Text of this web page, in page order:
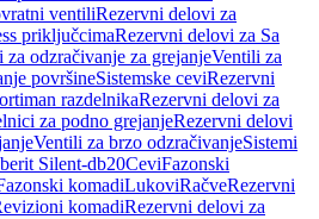
ventiliRezervni delovi za
priključcimaRezervni delovi za Sa
za odzračivanje za grejanjeVentili za
površineSistemske ceviRezervni
razdelnikaRezervni delovi za
za podno grejanjeRezervni delovi
Ventili za brzo odzračivanjeSistemi
Silent-db20CeviFazonski
komadiLukoviRačveRezervni
komadiRezervni delovi za